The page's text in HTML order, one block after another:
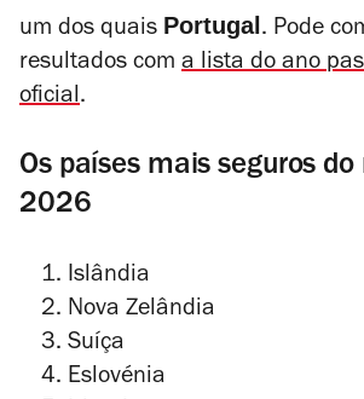
um dos quais Portugal . Pode
resultados com a lista do ano
oficial.
Os países mais seguros
2026
Islândia
Nova Zelândia
Suíça
Eslovénia